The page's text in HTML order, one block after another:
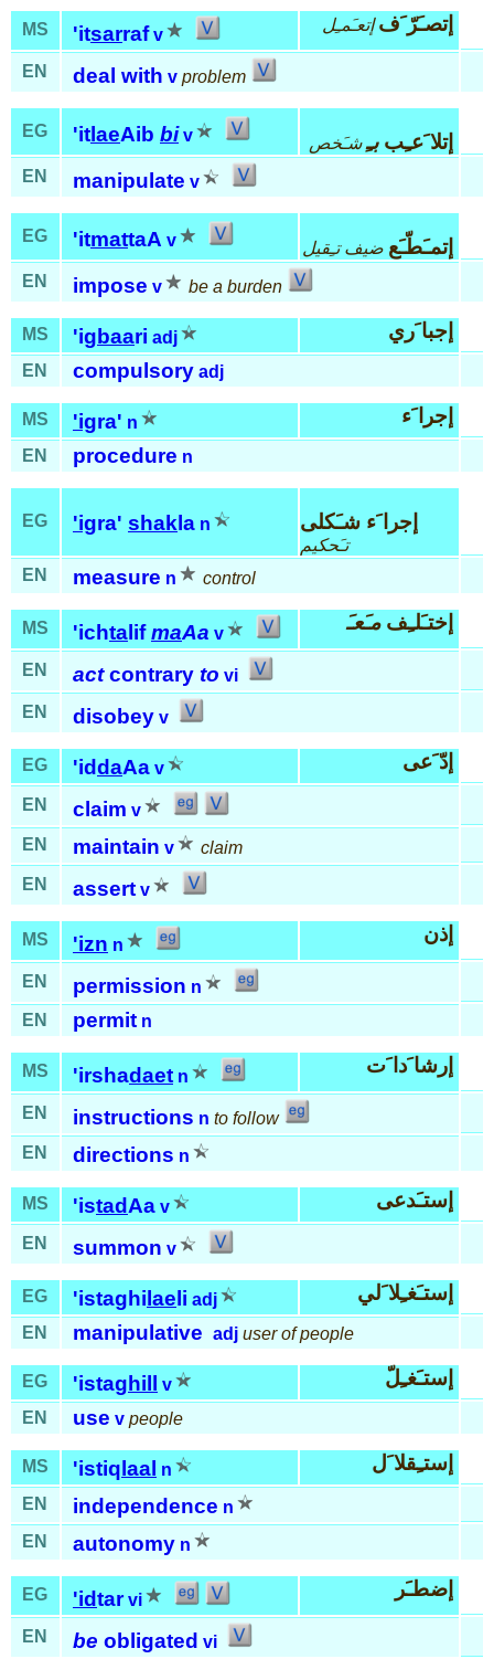
MS 'itsarraf v إتصـَرّ َف إتعـَمـِل
EN deal with v problem
EG 'it laeAib bi v إتلا َعـِببـِ شـَخص
EN
manipulate v
EG 'itmattaA v إتمـَطّـَع ضيف تـِقيل
EN
impose v be a burden
MS 'igbaari adj إجبا َري
EN compulsory adj
MS 'igra' n إجرا َء
EN procedure n
EG 'igra' shak la n إجرا َء شـَكلى
تـَحكيم
EN
measure n control
MS 'ichta lifmaAa v إختـَلـِفمـَعـَ
EN actcontrary to vi
EN
disobey v
EG 'iddaAa v إدّ َعى
EN claim v
EN
maintain v
claim
EN
assert v
MS 'izn n إذن
EN permission n
EN
permit n
MS 'irshadaet n إرشا َدا َت
EN instructions n to follow
EN
directions n
MS 'istadAa v إستـَدعى
EN summon v
EG 'istaghi lae li adj إستـَغـِلا َلي
EN manipulative adj user of people
EG 'istaghill v إستـَغـِلّ
EN use v people
MS 'istiq laal n إستـِقلا َل
EN independence n
EN
autonomy n
EG 'idtar vi إضطـَر
EN be obligated vi